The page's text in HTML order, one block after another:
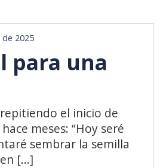
2025
para una
el inicio de
meses: “Hoy seré
sembrar la semilla
[...]